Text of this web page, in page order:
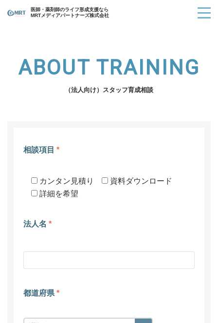
医師・薬剤師のライフ形成支援なら
MRTメディアパートナーズ株式会社
ABOUT TRAINING
（法人向け）スタッフ育成相談
相談項目 *
カンタン見積り
資料ダウンロード
詳細を希望
法人名 *
都道府県 *